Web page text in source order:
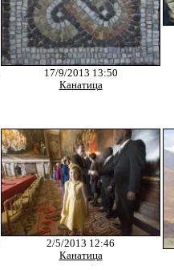
17/9/2013 13:50
Канатица
2/5/2013 12:46
Канатица